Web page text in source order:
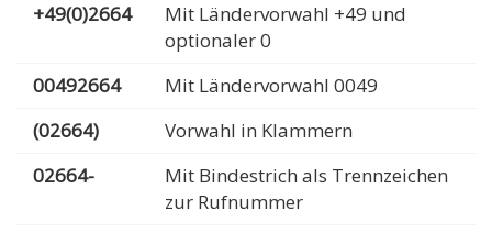
+49(0)2664
Mit Ländervorwahl +49 und
optionaler 0
00492664
Mit Ländervorwahl 0049
(02664)
Vorwahl in Klammern
02664-
Mit Bindestrich als Trennzeichen
zur Rufnummer